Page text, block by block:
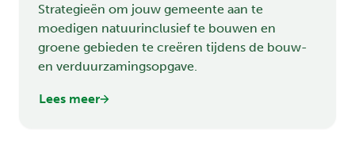
Strategieën om jouw gemeente aan te
moedigen natuurinclusief te bouwen en
groene gebieden te creëren tijdens de bouw-
en verduurzamingsopgave.
Lees meer